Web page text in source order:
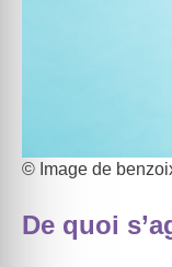
© Image de
De quoi